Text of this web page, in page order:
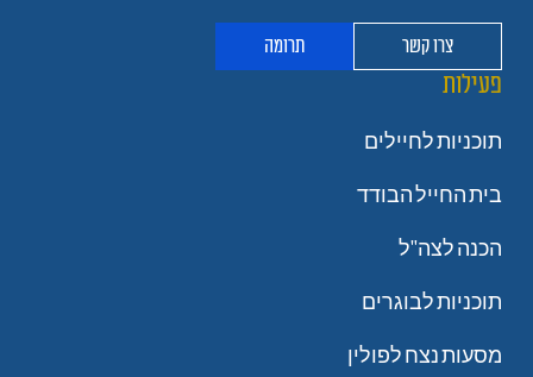
צרו קשר תרומה
פעילות
תוכניות לחיילים
בית החייל הבודד
הכנה לצה"ל
תוכניות לבוגרים
מסעות נצח לפולין